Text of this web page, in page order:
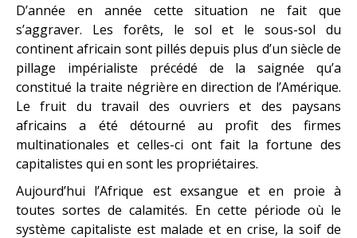
D’année en année cette situation ne fait que
s’aggraver. Les forêts, le sol et le sous-sol du
continent africain sont pillés depuis plus d’un siècle de
pillage impérialiste précédé de la saignée qu’a
constitué la traite négrière en direction de l’Amérique.
Le fruit du travail des ouvriers et des paysans
africains a été détourné au profit des firmes
multinationales et celles-ci ont fait la fortune des
capitalistes qui en sont les propriétaires.
Aujourd’hui l’Afrique est exsangue et en proie à
toutes sortes de calamités. En cette période où le
système capitaliste est malade et en crise, la soif de